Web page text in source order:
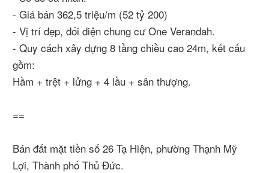
- Giá bán 362,5 triệu/m (52 tỷ 200)
- Vị trí đẹp, đối diện chung cư One Verandah.
- Quy cách xây dựng 8 tầng chiều cao 24m, kết cấu
gồm:
Hầm + trệt + lửng + 4 lầu + sân thượng.
==
Bán đất mặt tiền số 26 Tạ Hiện, phường Thạnh Mỹ
Lợi, Thành phố Thủ Đức.